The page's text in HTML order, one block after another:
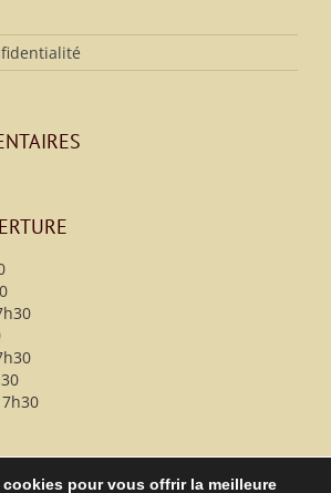
pour vous offrir la meilleure